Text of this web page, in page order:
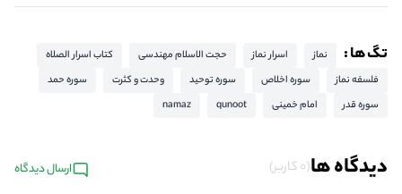
تگ ها : نماز اسرار نماز حجت الاسلام مهندسی
کتاب اسرار الصلاه
فلسفه نماز
سوره اخلاص سوره توحید وحدت و کثرت
سوره حمد
سوره قدر
امام خمینی qunoot
namaz
دیدگاه ها(0 کاربر) ارسال دیدگاه